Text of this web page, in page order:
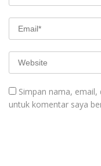
Simpan nama,
untuk komentar saya